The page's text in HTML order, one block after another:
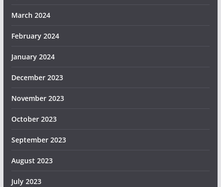
March 2024
February 2024
January 2024
December 2023
November 2023
October 2023
September 2023
August 2023
July 2023